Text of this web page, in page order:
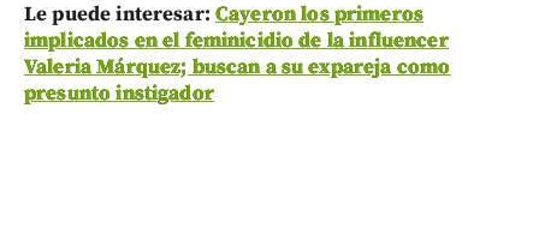
Le puede interesar: Cayeron los primeros
implicados en el feminicidio de la influencer
Valeria Márquez; buscan a su expareja como
presunto instigador